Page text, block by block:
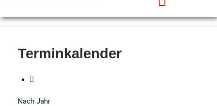
Terminkalender
Nach Jahr